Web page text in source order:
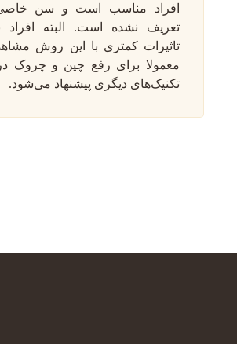
افراد مناسب است و سن
تعریف نشده است. البته افراد
تاثیرات کمتری با این روش
معمولا برای رفع چین‌ و چروک در
تکنیک‌های دیگری پیشنهاد می‌شود.